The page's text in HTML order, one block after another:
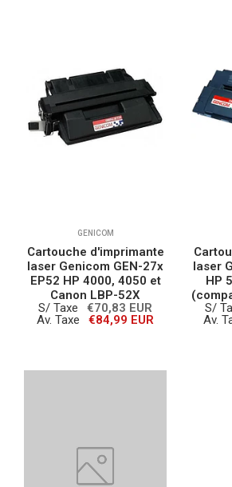
GENICOM
Cartouche d'imprimante
laser Genicom GEN-27x
EP52 HP 4000, 4050 et
Canon LBP-52X
S/ Taxe
€70,83 EUR
Av. Taxe
€84,99 EUR
laser
HP
S/
Av.